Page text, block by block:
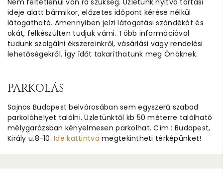
Nem feltétlenül van rá szükség. Üzletünk nyitva tartási
ideje alatt bármikor, előzetes időpont kérése nélkül
látogatható. Amennyiben jelzi látogatási szándékát és
okát, felkészülten tudjuk várni. Több információval
tudunk szolgálni ékszereinkről, vásárlási vagy rendelési
lehetőségekről. Így ídőt takaríthatunk meg Önöknek.
PARKOLÁS
Sajnos Budapest belvárosában sem egyszerű szabad
parkolóhelyet találni. Üzletünktől kb 50 méterre található
mélygarázsban kényelmesen parkolhat. Cím : Budapest,
Király u.8-10.Ide kattintva megtekintheti térképünket!